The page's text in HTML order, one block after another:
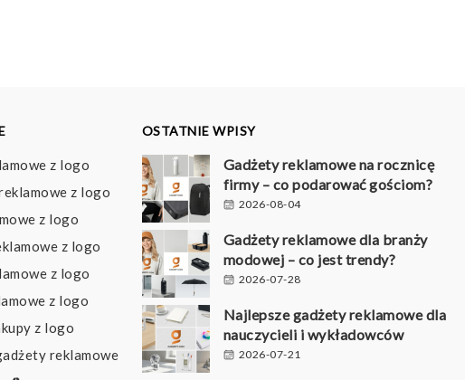
z logo
z logo
z logo
z logo
z logo
z logo
z logo
reklamowe
OSTATNIE WPISY
Gadżety reklamowe na rocznicę
firmy – co podarować gościom?
2026-08-04
Gadżety reklamowe dla branży
modowej – co jest trendy?
2026-07-28
Najlepsze gadżety reklamowe dla
nauczycieli i wykładowców
2026-07-21